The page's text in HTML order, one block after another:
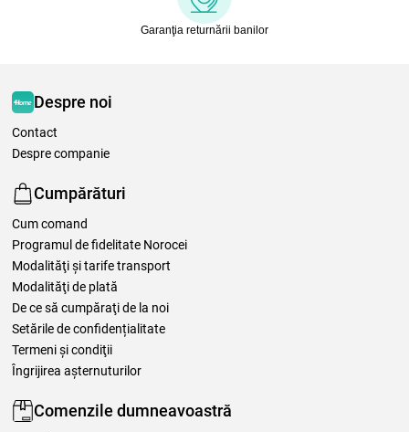
Garanţia returnării banilor
Despre noi
Contact
Despre companie
Cumpărături
Cum comand
Programul de fidelitate Norocei
Modalităţi şi tarife transport
Modalităţi de plată
De ce să cumpăraţi de la noi
Setările de confidențialitate
Termeni şi condiţii
Îngrijirea așternuturilor
Comenzile dumneavoastră